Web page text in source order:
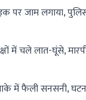
पर जाम लगाया,
में चले लात-घूंसे,
फैली सनसनी,